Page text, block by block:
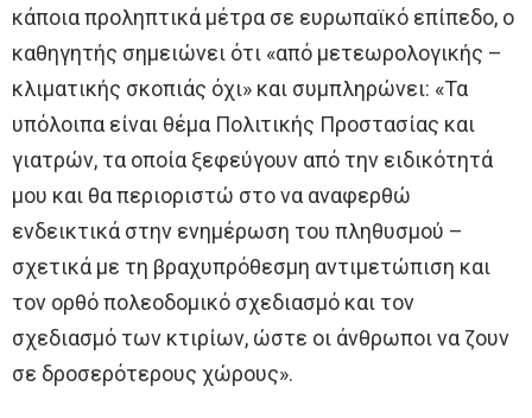
κάποια προληπτικά μέτρα σε ευρωπαϊκό επίπεδο, ο
καθηγητής σημειώνει ότι «από μετεωρολογικής –
κλιματικής σκοπιάς όχι» και συμπληρώνει: «Τα
υπόλοιπα είναι θέμα Πολιτικής Προστασίας και
γιατρών, τα οποία ξεφεύγουν από την ειδικότητά
μου και θα περιοριστώ στο να αναφερθώ
ενδεικτικά στην ενημέρωση του πληθυσμού –
σχετικά με τη βραχυπρόθεσμη αντιμετώπιση και
τον ορθό πολεοδομικό σχεδιασμό και τον
σχεδιασμό των κτιρίων, ώστε οι άνθρωποι να ζουν
σε δροσερότερους χώρους».